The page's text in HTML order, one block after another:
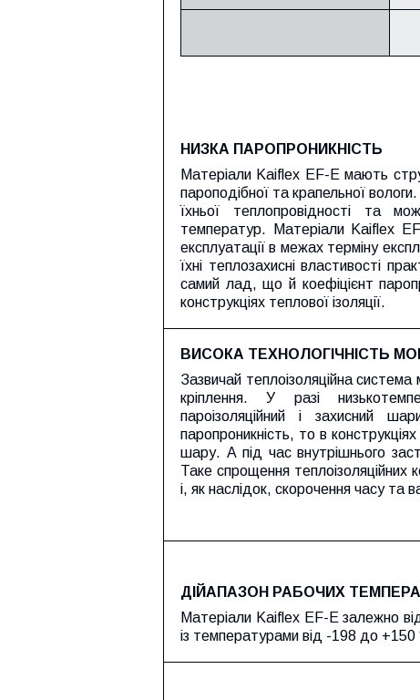
НИЗКА ПАРОПРОНИКНІСТЬ
Матеріали Kaiflex EF-E мають
пароподібної та крапельної
їхньої теплопровідності та
температур. Матеріали Kaiflex
експлуатації в межах терміну
їхні теплозахисні властивості
самий лад, що й коефіцієнт
конструкціях теплової ізоляції.
ВИСОКА ТЕХНОЛОГІЧНІСТЬ
Зазвичай теплоізоляційна система
кріплення. У разі
пароізоляційний і захисний
паропроникність, то в конструкціях
шару. А під час внутрішнього
Таке спрощення теплоізоляційних
і, як наслідок, скорочення часу та
ДІЙАПАЗОН РАБОЧИХ
Матеріали Kaiflex EF-E залежно
із температурами від -198 до +150